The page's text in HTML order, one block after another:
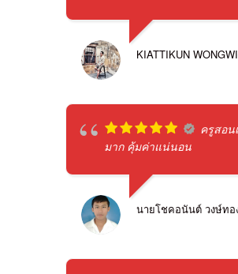
KIATTIKUN
ครูสอน
มาก คุ้มค่าแน่นอน
นายโชคอนันต์ วงษ์ทอ